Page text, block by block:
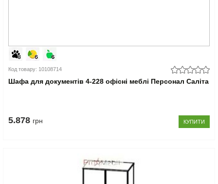
Код товару: 10108714
Шафа для документів 4-228 офісні меблі Персонал Саліта
5.878 грн КУПИТИ